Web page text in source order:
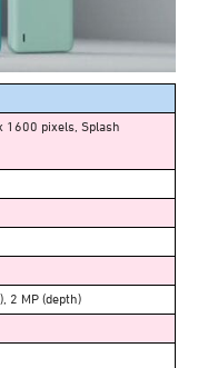
1600 pixels, Splash
2 MP (depth)